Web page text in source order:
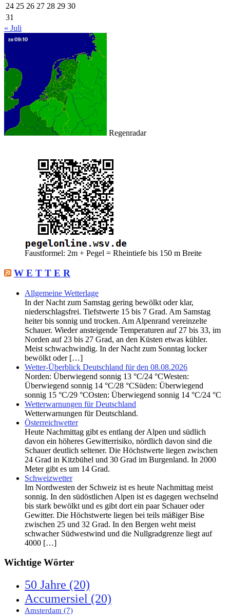
24 25 26 27 28 29 30
31
« Juli
Regenradar
Faustformel: 2m + Pegel = Rheintiefe bis 150 m Breite
W E T T E R
Allgemeine Wetterlage
In der Nacht zum Samstag gering bewölkt oder klar,
niederschlagsfrei. Tiefstwerte 15 bis 7 Grad. Am Samstag
heiter bis sonnig und trocken. Am Alpenrand vereinzelte
Schauer. Wieder ansteigende Temperaturen auf 27 bis 33, im
Norden auf 23 bis 27 Grad, an den Küsten etwas kühler.
Meist schwachwindig. In der Nacht zum Sonntag locker
bewölkt oder […]
Wetter-Überblick Deutschland für den 08.08.2026
Norden: Überwiegend sonnig 13 °C/24 °CWesten:
Überwiegend sonnig 14 °C/28 °CSüden: Überwiegend
sonnig 15 °C/29 °COsten: Überwiegend sonnig 14 °C/24 °C
Wetterwarnungen für Deutschland
Wetterwarnungen für Deutschland.
Österreichwetter
Heute Nachmittag gibt es entlang der Alpen und südlich
davon ein höheres Gewitterrisiko, nördlich davon sind die
Schauer deutlich seltener. Die Höchstwerte liegen zwischen
24 Grad in Kitzbühel und 30 Grad im Burgenland. In 2000
Meter gibt es um 14 Grad.
Schweizwetter
Im Nordwesten der Schweiz ist es heute Nachmittag meist
sonnig. In den südöstlichen Alpen ist es dagegen wechselnd
bis stark bewölkt und es gibt dort ein paar Schauer oder
Gewitter. Die Höchstwerte liegen bei teils mäßiger Bise
zwischen 25 und 32 Grad. In den Bergen weht meist
schwacher Südwestwind und die Nullgradgrenze liegt auf
4000 […]
Wichtige Wörter
50 Jahre (20)
Accumersiel (20)
Amsterdam (7)